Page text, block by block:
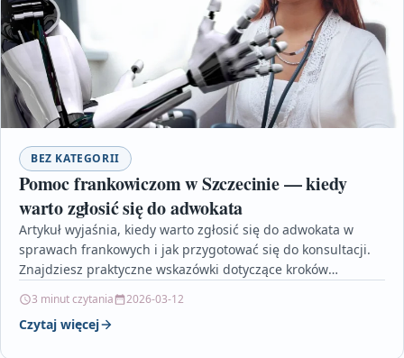
BEZ KATEGORII
Pomoc frankowiczom w Szczecinie — kiedy
warto zgłosić się do adwokata
Artykuł wyjaśnia, kiedy warto zgłosić się do adwokata w
sprawach frankowych i jak przygotować się do konsultacji.
Znajdziesz praktyczne wskazówki dotyczące kroków
3 minut czytania 2026-03-12
Czytaj więcej